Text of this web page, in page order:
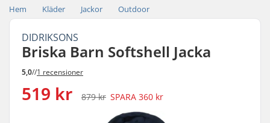
Hem Kläder Jackor Outdoor
DIDRIKSONS
Briska Barn Softshell Jacka
5,0//1 recensioner
519 kr 879 kr SPARA 360 kr